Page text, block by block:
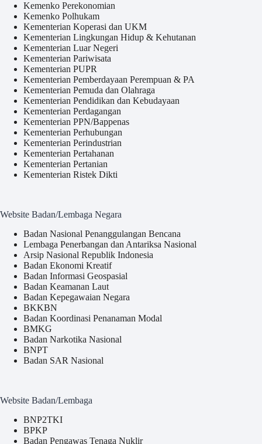
Kemenko Perekonomian
Kemenko Polhukam
Kementerian Koperasi dan UKM
Kementerian Lingkungan Hidup & Kehutanan
Kementerian Luar Negeri
Kementerian Pariwisata
Kementerian PUPR
Kementerian Pemberdayaan Perempuan & PA
Kementerian Pemuda dan Olahraga
Kementerian Pendidikan dan Kebudayaan
Kementerian Perdagangan
Kementerian PPN/Bappenas
Kementerian Perhubungan
Kementerian Perindustrian
Kementerian Pertahanan
Kementerian Pertanian
Kementerian Ristek Dikti
Website Badan/Lembaga Negara
Badan Nasional Penanggulangan Bencana
Lembaga Penerbangan dan Antariksa Nasional
Arsip Nasional Republik Indonesia
Badan Ekonomi Kreatif
Badan Informasi Geospasial
Badan Keamanan Laut
Badan Kepegawaian Negara
BKKBN
Badan Koordinasi Penanaman Modal
BMKG
Badan Narkotika Nasional
BNPT
Badan SAR Nasional
Website Badan/Lembaga
BNP2TKI
BPKP
Badan Pengawas Tenaga Nuklir